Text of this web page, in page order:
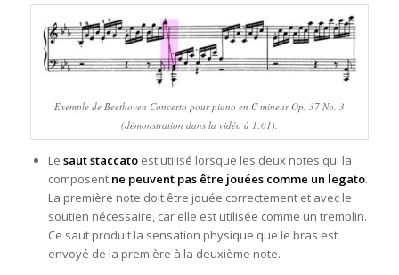
Exemple de Beethoven Concerto pour piano en C mineur Op. 37 No. 3
(démonstration dans la vidéo à 1:01).
Le saut staccatoest utilisé lorsque les deux notes qui la
composent ne peuvent pas être jouées comme un legato.
La première note doit être jouée correctement et avec le
soutien nécessaire, car elle est utilisée comme un tremplin.
Ce saut produit la sensation physique que le bras est
envoyé de la première à la deuxième note.